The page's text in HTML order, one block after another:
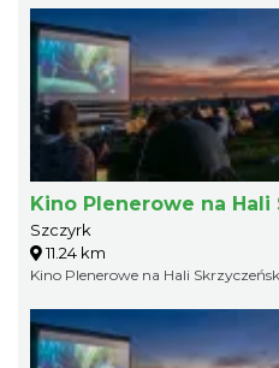
Kino Plenerowe na
Szczyrk
11.24 km
Kino Plenerowe na Hali